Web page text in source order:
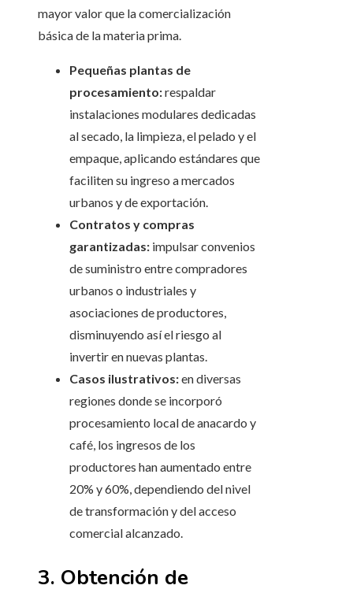
mayor valor que la comercialización
básica de la materia prima.
Pequeñas plantas de
procesamiento:respaldar
instalaciones modulares dedicadas
al secado, la limpieza, el pelado y el
empaque, aplicando estándares que
faciliten su ingreso a mercados
urbanos y de exportación.
Contratos y compras
garantizadas: impulsar convenios
de suministro entre compradores
urbanos o industriales y
asociaciones de productores,
disminuyendo así el riesgo al
invertir en nuevas plantas.
Casos ilustrativos:en diversas
regiones donde se incorporó
procesamiento local de anacardo y
café, los ingresos de los
productores han aumentado entre
20% y 60%, dependiendo del nivel
de transformación y del acceso
comercial alcanzado.
3. Obtención de